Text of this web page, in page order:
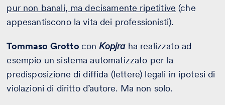
pur non banali, ma decisamente ripetitive (che
appesantiscono la vita dei professionisti).
Tommaso Grotto conKopjraha realizzato ad
esempio un sistema automatizzato per la
predisposizione di diffida (lettere) legali in ipotesi di
violazioni di diritto d’autore. Ma non solo.